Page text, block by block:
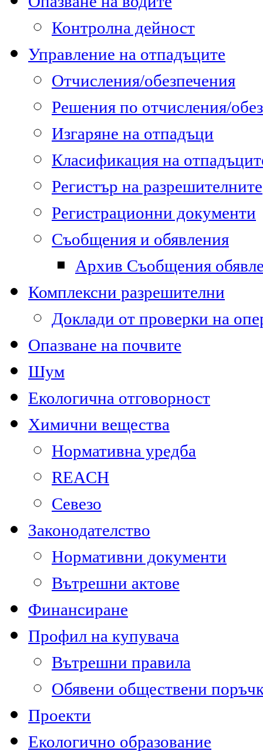
Контролна дейност
Управление на отпадъците
Отчисления/обезпечения
Решения по отчисления/
Изгаряне на отпадъци
Класификация на
Регистър на разрешителните
Регистрационни документи
Съобщения и обявления
Архив Съобщения
Комплексни разрешителни
Доклади от проверки на
Опазване на почвите
Шум
Екологична отговорност
Химични вещества
Нормативна уредба
REACH
Севезо
Законодателство
Нормативни документи
Вътрешни актове
Финансиране
Профил на купувача
Вътрешни правила
Обявени обществени
Проекти
Екологично образование